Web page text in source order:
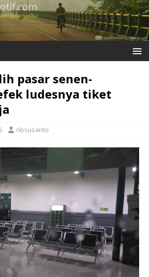
pasar senen-
ludesnya tiket
nbsusanto